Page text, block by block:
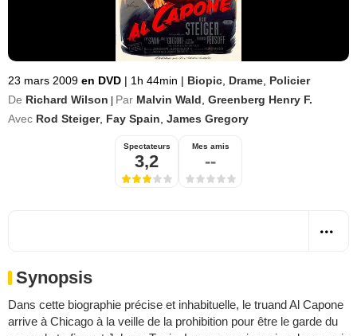
23 mars 2009 en DVD | 1h 44min | Biopic Drame Policier
De Richard Wilson Par Malvin Wald Greenberg Henry F.
Avec Rod Steiger, Fay Spain James Gregory
Spectateurs
3,2
Mes amis
--
Synopsis
Dans cette biographie précise et inhabituelle, le truand Al Capone
arrive à Chicago à la veille de la prohibition pour être le garde du